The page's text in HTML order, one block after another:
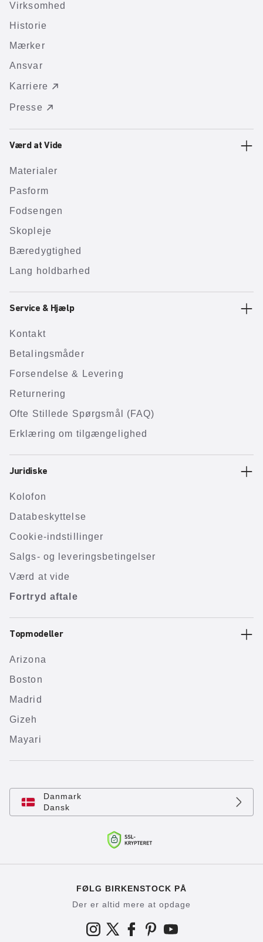
Virksomhed
Historie
Mærker
Ansvar
Karriere
Presse
Værd at Vide
Materialer
Pasform
Fodsengen
Skopleje
Bæredygtighed
Lang holdbarhed
Service & Hjælp
Kontakt
Betalingsmåder
Forsendelse & Levering
Returnering
Ofte Stillede Spørgsmål (FAQ)
Erklæring om tilgængelighed
Juridiske
Kolofon
Databeskyttelse
Cookie-indstillinger
Salgs- og leveringsbetingelser
Værd at vide
Fortryd aftale
Topmodeller
Arizona
Boston
Madrid
Gizeh
Mayari
Danmark
Dansk
FØLG BIRKENSTOCK PÅ
Der er altid mere at opdage